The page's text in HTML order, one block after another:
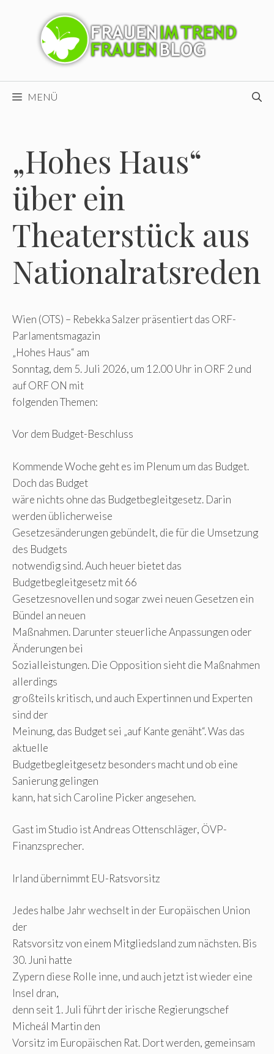
MENÜ
„Hohes Haus“
über ein
Theaterstück aus
Nationalratsreden
Wien (OTS) – Rebekka Salzer präsentiert das ORF-
Parlamentsmagazin
„Hohes Haus“ am
Sonntag, dem 5. Juli 2026, um 12.00 Uhr in ORF 2 und
auf ORF ON mit
folgenden Themen:
Vor dem Budget-Beschluss
Kommende Woche geht es im Plenum um das Budget.
Doch das Budget
wäre nichts ohne das Budgetbegleitgesetz. Darin
werden üblicherweise
Gesetzesänderungen gebündelt, die für die Umsetzung
des Budgets
notwendig sind. Auch heuer bietet das
Budgetbegleitgesetz mit 66
Gesetzesnovellen und sogar zwei neuen Gesetzen ein
Bündel an neuen
Maßnahmen. Darunter steuerliche Anpassungen oder
Änderungen bei
Sozialleistungen. Die Opposition sieht die Maßnahmen
allerdings
großteils kritisch, und auch Expertinnen und Experten
sind der
Meinung, das Budget sei „auf Kante genäht“. Was das
aktuelle
Budgetbegleitgesetz besonders macht und ob eine
Sanierung gelingen
kann, hat sich Caroline Picker angesehen.
Gast im Studio ist Andreas Ottenschläger, ÖVP-
Finanzsprecher.
Irland übernimmt EU-Ratsvorsitz
Jedes halbe Jahr wechselt in der Europäischen Union
der
Ratsvorsitz von einem Mitgliedsland zum nächsten. Bis
30. Juni hatte
Zypern diese Rolle inne, und auch jetzt ist wieder eine
Insel dran,
denn seit 1. Juli führt der irische Regierungschef
Micheál Martin den
Vorsitz im Europäischen Rat. Dort werden, gemeinsam